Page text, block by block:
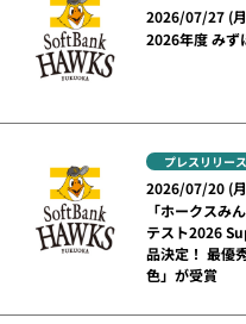
2026/07/27 (
2026年度 みず
プレスリリース
2026/07/20 (
「ホークスみ
テスト2026
品決定！ 最優
色」が受賞